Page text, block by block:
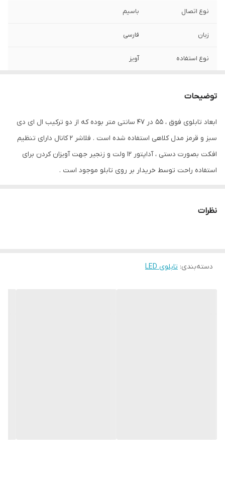
نوع اتصال باسیم
زبان فارسی
نوع استفاده آویز
توضیحات
ابعاد تابلوی فوق ، 55 در 47 سانتی متر بوده که از دو ترکیب ال ای دی
سبز و قرمز مدل کلاهی استفاده شده است . فلاشر 2 کانال دارای تنظیم
افکت بصورت دستی ، آداپتور 12 ولت و زنجیر جهت آویزان کردن برای
استفاده راحت توسط خریدار بر روی تابلو موجود است .
نظرات
دسته‌بندی: تابلوی LED